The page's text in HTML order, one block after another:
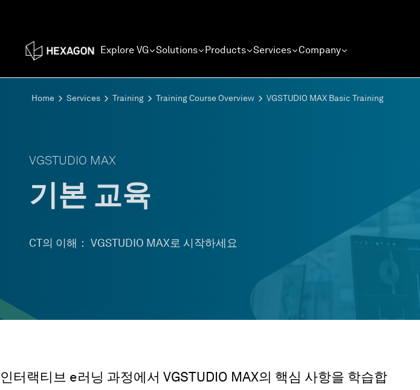
Explore VG Solutions Products Services Company
Home Services Training Training Course Overview VGSTUDIO MAX Basic Training
VGSTUDIO MAX
기본 교육
CT의 이해： VGSTUDIO MAX로 시작하세요
인터랙티브 e러닝 과정에서 VGSTUDIO MAX의 핵심 사항을 학습합